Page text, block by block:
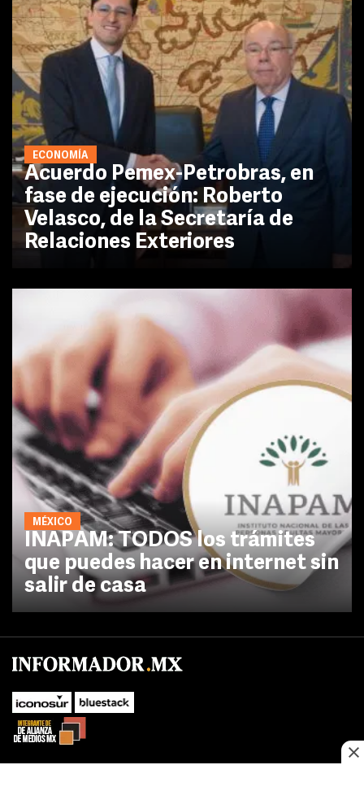
ECONOMÍA
Acuerdo Pemex-Petrobras, en
fase de ejecución: Roberto
Velasco, de la Secretaría de
Relaciones Exteriores
MÉXICO
INAPAM: TODOS los trámites
que puedes hacer en internet sin
salir de casa